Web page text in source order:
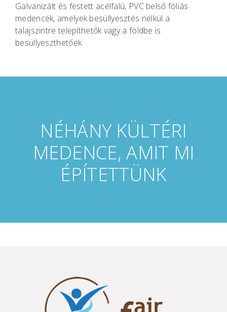
Galvanizált és festett acélfalú, PVC belső fóliás
medencék, amelyek besüllyesztés nélkül a
talajszintre telepíthetők vagy a földbe is
besüllyeszthetőek.
NÉHÁNY KÜLTÉRI
MEDENCE, AMIT MI
ÉPÍTETTÜNK